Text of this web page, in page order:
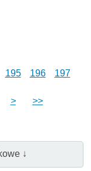
195 196 197
> >>
↓